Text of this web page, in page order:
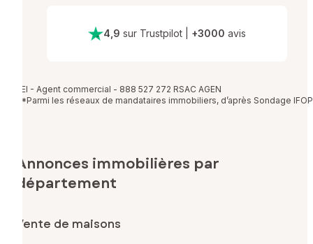
4,9 sur Trustpilot| +3000 avis
EI - Agent commercial - 888 527 272 RSAC AGEN
*Parmi les réseaux de mandataires immobiliers, d’après Sondage IFOP
Annonces immobilières par
département
Vente de maisons